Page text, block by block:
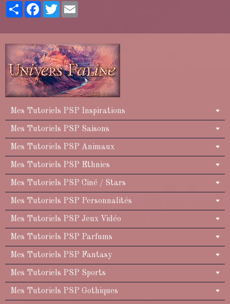
PartagerFacebook
Twitter
Mes Tutoriels PSP Inspirations
Mes Tutoriels PSP Saisons
Mes Tutoriels PSP Animaux
Mes Tutoriels PSP Ethnies
Mes Tutoriels PSP Ciné / Stars
Mes Tutoriels PSP Personnalités
Mes Tutoriels PSP Jeux Vidéo
Mes Tutoriels PSP Parfums
Mes Tutoriels PSP Fantasy
Mes Tutoriels PSP Sports
Mes Tutoriels PSP Gothiques